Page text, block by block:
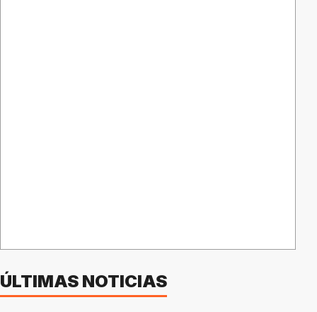
ÚLTIMAS NOTICIAS